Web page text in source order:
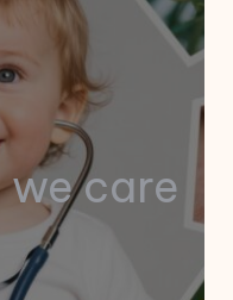
we care